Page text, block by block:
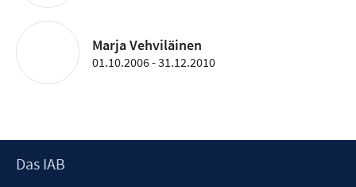
Marja Vehviläinen
01.10.2006 - 31.12.2010
Footer
Das IAB